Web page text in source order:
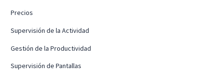
Precios
Supervisión de la Actividad
Gestión de la Productividad
Supervisión de Pantallas